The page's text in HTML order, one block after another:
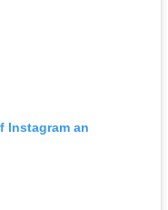
Instagram an